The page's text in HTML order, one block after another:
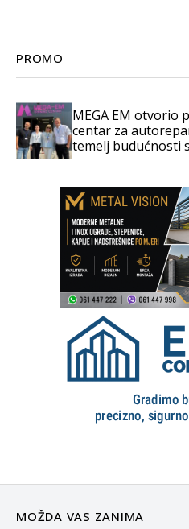
PROMO
MEGA EM otvorio
centar za
temelj budućnosti
MOŽDA VAS ZANIMA